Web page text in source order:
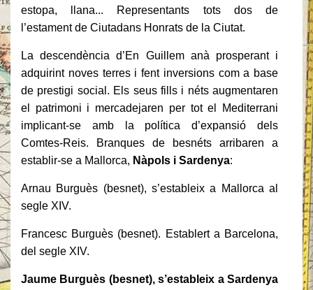
estopa, llana... Representants tots dos de
l’estament de Ciutadans Honrats de la Ciutat.
La descendència d’En Guillem anà prosperant i
adquirint noves terres i fent inversions com a base
de prestigi social. Els seus fills i néts augmentaren
el patrimoni i mercadejaren per tot el Mediterrani
implicant-se amb la política d’expansió dels
Comtes-Reis. Branques de besnéts arribaren a
establir-se a Mallorca, Nàpols i Sardenya:
Arnau Burguès (besnet), s’estableix a Mallorca al
segle XIV.
Francesc Burguès (besnet). Establert a Barcelona,
del segle XIV.
Jaume Burguès (besnet), s’estableix a Sardenya